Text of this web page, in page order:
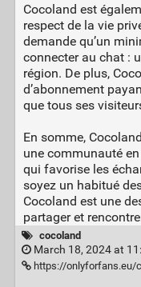
Cocoland est
respect de la vie
demande qu’un
connecter au chat :
région. De plus,
d’abonnement
que tous ses
En somme,
une communauté
qui favorise les
soyez un habitué
Cocoland est une
partager et
cocoland
March 18, 2024 at
https://onlyforfans.eu/